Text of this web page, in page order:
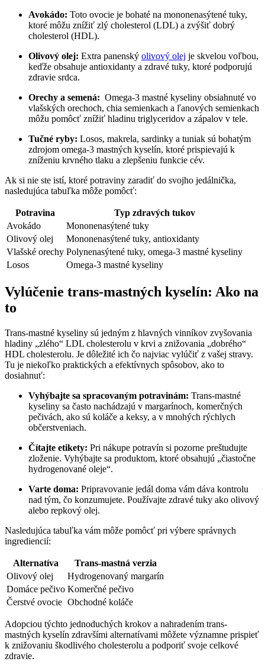
Avokádo: Toto ovocie je⁢ bohaté ‌na mononenasýtené tuky,
ktoré môžu znížiť zlý cholesterol (LDL) ​a zvýšiť dobrý
‌cholesterol (HDL).
Olivový olej: Extra panenský olivový olej je skvelou‍ voľbou,
keďže obsahuje antioxidanty a zdravé tuky, ktoré podporujú
zdravie srdca.
Orechy a semená: ⁢ Omega-3 mastné kyseliny obsiahnuté vo
vlašských orechoch, chia semienkach a ľanových semienkach
môžu pomôcť znížiť hladinu triglyceridov ⁤a zápalov v tele.
Tučné ryby: Losos, makrela, sardinky a tuniak sú​ bohatým
zdrojom omega-3 mastných kyselín, ktoré prispievajú k
zníženiu krvného tlaku a zlepšeniu funkcie cév.
Ak si nie ste istí, ‍ktoré potraviny zaradiť do svojho jedálnička,
nasledujúca tabuľka môže‍ pomôcť:
Potravina
Typ zdravých ​tukov
Avokádo
Mononenasýtené tuky
Olivový olej
Mononenasýtené tuky, antioxidanty
Vlašské orechy Polynenasýtené tuky, ‍omega-3 mastné ⁢kyseliny
Losos
Omega-3 mastné kyseliny
Vylúčenie trans-mastných kyselín: Ako na
to
Trans-mastné kyseliny‍ sú jedným z hlavných ‍vinníkov zvyšovania
hladiny „zlého“ LDL cholesterolu v krvi a znižovania „dobrého“‌
HDL cholesterolu. Je dôležité ich čo najviac ⁣vylúčiť z vašej stravy.
Tu je niekoľko praktických a⁤ efektívnych spôsobov, ako to
dosiahnuť:
Vyhýbajte⁢ sa spracovaným ⁢potravinám: Trans-mastné
kyseliny​ sa často nachádzajú v margarínoch, komerčných
pečivách, ako sú koláče a keksy, a v mnohých rýchlych
občerstveniach.
Čítajte etikety: Pri nákupe⁢ potravín si pozorne preštudujte
zloženie. Vyhýbajte sa produktom, ⁢ktoré obsahujú „čiastočne
hydrogenované oleje“.
Varte doma: Pripravovanie jedál doma vám dáva kontrolu
nad tým, čo konzumujete. Používajte zdravé ⁢tuky ako olivový
alebo repkový olej.
Nasledujúca tabuľka vám môže pomôcť pri výbere správnych
ingrediencií:
Alternatíva
Trans-mastná verzia
Olivový olej
Hydrogenovaný‍ margarín
Domáce pečivo Komerčné pečivo
Čerstvé ovocie Obchodné koláče
Adopciou ‌týchto jednoduchých⁣ krokov a nahradením trans-
mastných kyselín zdravšími alternatívami môžete významne prispieť
k⁤ znižovaniu​ škodlivého cholesterolu a podporiť ⁢svoje celkové
zdravie.